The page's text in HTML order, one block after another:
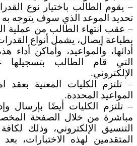
– يقوم الطالب باختيار نوع
تحديد الموعد الذي سوف يتوجه به
– عقب انتهاء الطالب من عملية
بطباعة إيصال، يشمل أنواع
أدائها، والمواعيد، وأماكن أداء
التي قام الطالب بتسجيلها
الإلكتروني.
– تلتزم الكليات المعنية بعقد
المواعيد المحددة.
– تلتزم الكليات أيضًا بإرسال
مباشرة من خلال الصفحة
التنسيق الإلكتروني، وذلك
المتقدمين لهذه الاختبارات،